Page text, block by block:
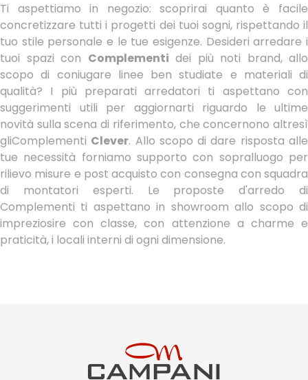
Ti aspettiamo in negozio: scoprirai quanto è facile
concretizzare tutti i progetti dei tuoi sogni, rispettando il
tuo stile personale e le tue esigenze. Desideri arredare i
tuoi spazi con Complementi dei più noti brand, allo
scopo di coniugare linee ben studiate e materiali di
qualità? I più preparati arredatori ti aspettano con
suggerimenti utili per aggiornarti riguardo le ultime
novità sulla scena di riferimento, che concernono altresì
gliComplementi Clever. Allo scopo di dare risposta alle
tue necessità forniamo supporto con sopralluogo per
rilievo misure e post acquisto con consegna con squadra
di montatori esperti. Le proposte d'arredo di
Complementi ti aspettano in showroom allo scopo di
impreziosire con classe, con attenzione a charme e
praticità, i locali interni di ogni dimensione.